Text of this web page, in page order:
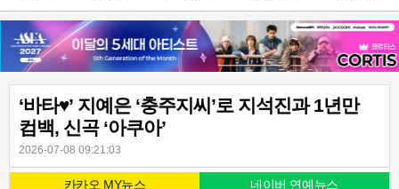
‘바타♥’ 지예은 ‘충주지씨’로 지석진과 1년만
컴백, 신곡 ‘아쿠아’
2026-07-08 09:21:03
카카오 MY뉴스 네이버 연예뉴스